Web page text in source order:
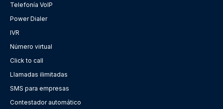
Telefonía VoIP
Power Dialer
IVR
Número virtual
Click to call
Llamadas ilimitadas
SMS para empresas
Contestador automático